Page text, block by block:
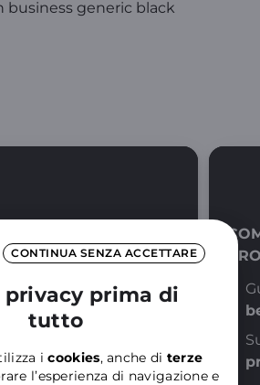
CONTINUA SENZA ACCETTARE
privacy prima di
tutto
icookies, anche di terze
l’esperienza di navigazione e
cambiamento
l'economia